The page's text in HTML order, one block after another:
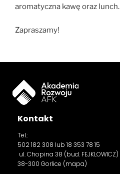
aromatyczna kawę oraz lunch.
Zapraszamy!
Kontakt
Tel.:
502 182 308 lub 18 353 78 15
ul. Chopina 38 (bud. FEJKLOWICZ)
38-300 Gorlice (mapa)